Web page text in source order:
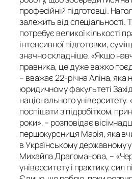
професійній підготовці.
залежить від спеціальності.
потребує великої кількості
інтенсивної підготовки,
значно складніше. «Якщо
правника, це дуже важко
– вважає 22-річна Аліна, яка
юридичному факультеті
національного
поспішати з підробітком,
роки», – розповідає
першокурсниця Марія, яка
в Українському державному
Михайла Драгоманова, –
університету і практику, сил